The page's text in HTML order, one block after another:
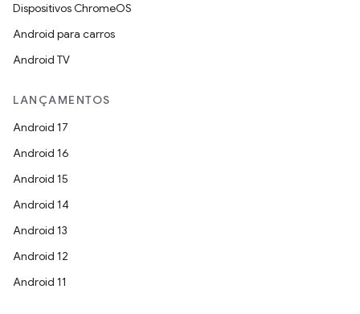
Dispositivos ChromeOS
Android para carros
Android TV
LANÇAMENTOS
Android 17
Android 16
Android 15
Android 14
Android 13
Android 12
Android 11